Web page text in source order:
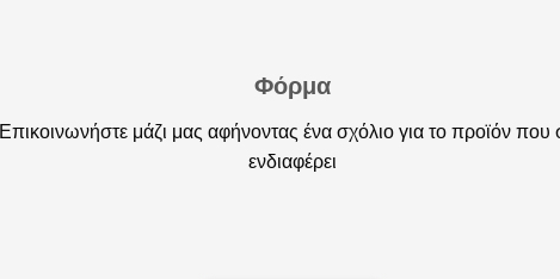
Φόρμα
Επικοινωνήστε μάζι μας αφήνοντας ένα σχόλιο για το προϊόν που
ενδιαφέρει